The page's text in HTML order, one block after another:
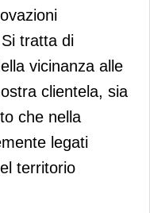
tratta di
vicinanza alle
clientela, sia
che nella
legati
territorio